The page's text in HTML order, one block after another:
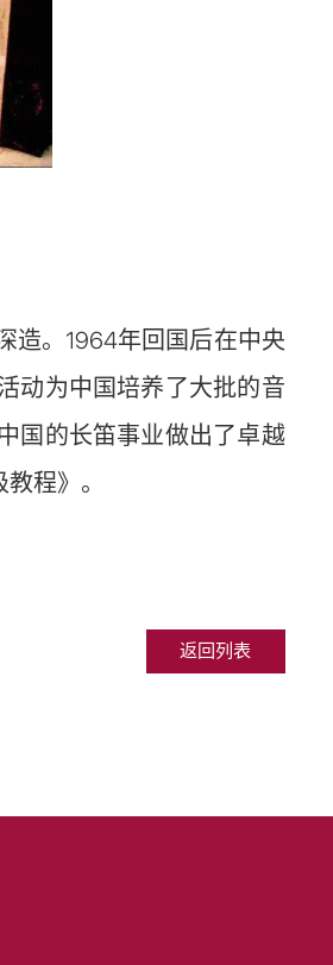
造。1964年回国后在中央
动为中国培养了大批的音
国的长笛事业做出了卓越
程》。
返回列表